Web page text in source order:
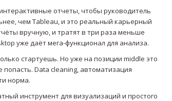
отчеты, чтобы руководитель
чем Tableau, и это реальный карьерный
вручную, и тратят в три раза меньше
уже даёт мега-функционал для анализа.
стартуешь. Но уже на позиции middle это
Data cleaning, автоматизация
норма.
инструмент для визуализаций и простого